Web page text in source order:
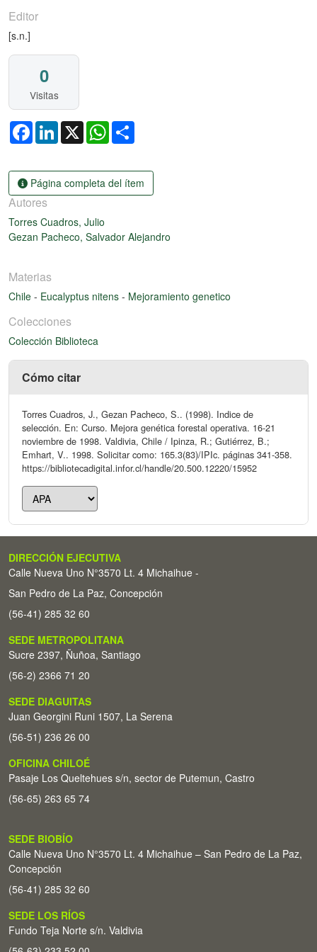
Editor
[s.n.]
0
Visitas
FacebookLinkedIn
X WhatsApp
Página completa del ítem
Autores
Torres Cuadros, Julio
Gezan Pacheco, Salvador Alejandro
Materias
Chile - Eucalyptus nitens - Mejoramiento genetico
Colecciones
Colección Biblioteca
Cómo citar
Torres Cuadros, J., Gezan Pacheco, S.. (1998). Indice de
selección. En: Curso. Mejora genética forestal operativa. 16-21
noviembre de 1998. Valdivia, Chile / Ipinza, R.; Gutiérrez, B.;
Emhart, V.. 1998. Solicitar como: 165.3(83)/IPIc. páginas 341-358.
https://bibliotecadigital.infor.cl/handle/20.500.12220/15952
DIRECCIÓN EJECUTIVA
Calle Nueva Uno N°3570 Lt. 4 Michaihue -
San Pedro de La Paz, Concepción
(56-41) 285 32 60
SEDE METROPOLITANA
Sucre 2397, Ñuñoa, Santiago
(56-2) 2366 71 20
SEDE DIAGUITAS
Juan Georgini Runi 1507, La Serena
(56-51) 236 26 00
OFICINA CHILOÉ
Pasaje Los Queltehues s/n, sector de Putemun, Castro
(56-65) 263 65 74
SEDE BIOBÍO
Calle Nueva Uno N°3570 Lt. 4 Michaihue – San Pedro de La Paz,
Concepción
(56-41) 285 32 60
SEDE LOS RÍOS
Fundo Teja Norte s/n. Valdivia